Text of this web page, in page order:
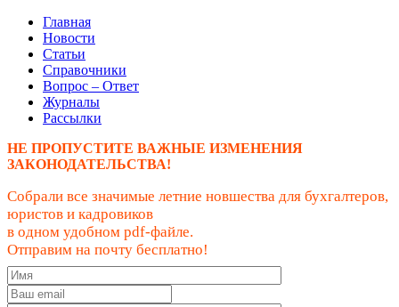
Главная
Новости
Статьи
Справочники
Вопрос – Ответ
Журналы
Рассылки
НЕ ПРОПУСТИТЕ ВАЖНЫЕ ИЗМЕНЕНИЯ
ЗАКОНОДАТЕЛЬСТВА!
Собрали все значимые летние новшества для бухгалтеров,
юристов и кадровиков
в одном удобном pdf-файле.
Отправим на почту бесплатно!